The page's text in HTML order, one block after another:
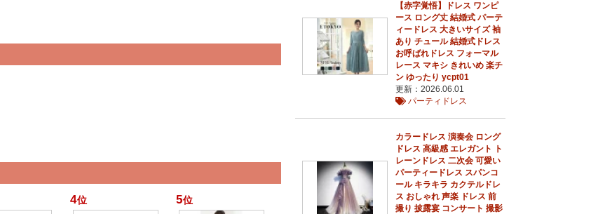
4位 5位
【赤字覚悟】ドレス ワンピ
ース ロング丈 結婚式 パーテ
ィードレス 大きいサイズ 袖
あり チュール 結婚式ドレス
お呼ばれドレス フォーマル
レース マキシ きれいめ 楽チ
ン ゆったり ycpt01
更新：2026.06.01
パーティドレス
カラードレス 演奏会 ロング
ドレス 高級感 エレガント ト
レーンドレス 二次会 可愛い
パーティードレス スパンコ
ール キラキラ カクテルドレ
ス おしゃれ 声楽 ドレス 前
撮り 披露宴 コンサート 撮影